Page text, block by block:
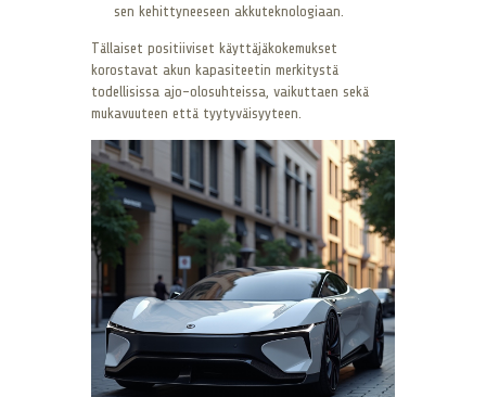
sen kehittyneeseen akkuteknologiaan.
Tällaiset positiiviset käyttäjäkokemukset
korostavat akun kapasiteetin merkitystä
todellisissa ajo-olosuhteissa, vaikuttaen sekä
mukavuuteen että tyytyväisyyteen.